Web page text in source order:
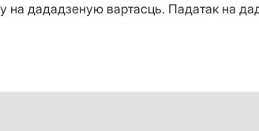
на дададзеную вартасць. Падатак на